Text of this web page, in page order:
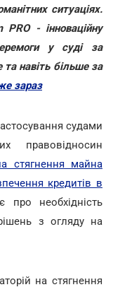
ситуаціях.
- інноваційну
у суді за
навіть більше за
зараз
судами
правовідносин
стягнення майна
кредитів в
необхідність
з огляду на
на стягнення